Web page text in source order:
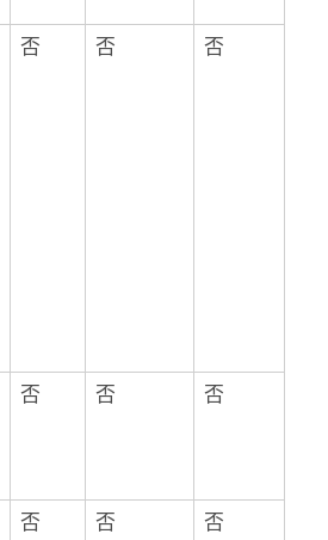
否 否 否
否 否 否
否 否
否